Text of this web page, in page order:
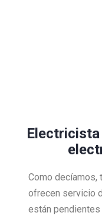
Como
ofrecen servicio
están